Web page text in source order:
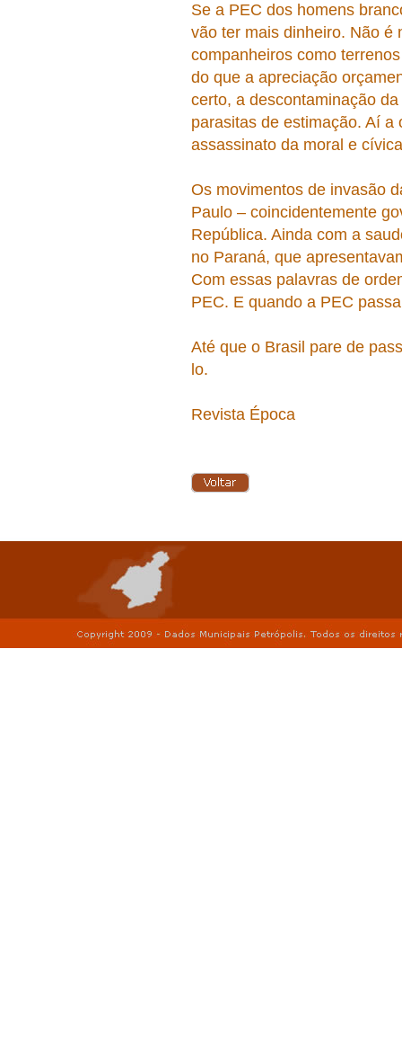
Se a PEC dos homens
vão ter mais dinheiro. Não é
companheiros como
do que a apreciação
certo, a descontaminação
parasitas de estimação. Aí
assassinato da moral e
Os movimentos de invasão
Paulo – coincidentemente
República. Ainda com a
no Paraná, que
Com essas palavras de
PEC. E quando a PEC
Até que o Brasil pare de
lo.
Revista Época